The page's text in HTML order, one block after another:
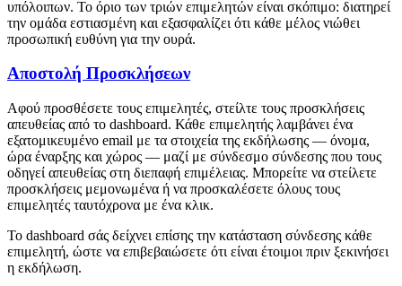
υπόλοιπων. Το όριο των τριών επιμελητών είναι σκόπιμο: διατηρεί
την ομάδα εστιασμένη και εξασφαλίζει ότι κάθε μέλος νιώθει
προσωπική ευθύνη για την ουρά.
Αποστολή Προσκλήσεων
Αφού προσθέσετε τους επιμελητές, στείλτε τους προσκλήσεις
απευθείας από το dashboard. Κάθε επιμελητής λαμβάνει ένα
εξατομικευμένο email με τα στοιχεία της εκδήλωσης — όνομα,
ώρα έναρξης και χώρος — μαζί με σύνδεσμο σύνδεσης που τους
οδηγεί απευθείας στη διεπαφή επιμέλειας. Μπορείτε να στείλετε
προσκλήσεις μεμονωμένα ή να προσκαλέσετε όλους τους
επιμελητές ταυτόχρονα με ένα κλικ.
Το dashboard σάς δείχνει επίσης την κατάσταση σύνδεσης κάθε
επιμελητή, ώστε να επιβεβαιώσετε ότι είναι έτοιμοι πριν ξεκινήσει
η εκδήλωση.